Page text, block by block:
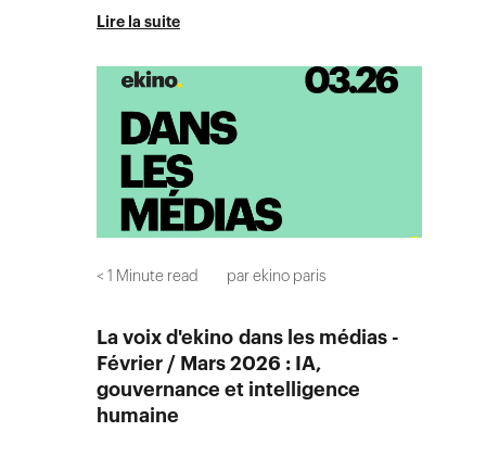
Lire la suite
< 1 Minute read parekino paris
La voix d'ekino dans les médias -
Février / Mars 2026 : IA,
gouvernance et intelligence
humaine